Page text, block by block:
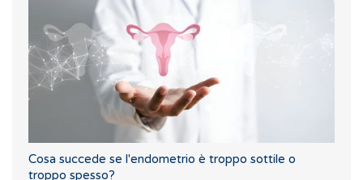
Cosa succede se l'endometrio è troppo sottile o
troppo spesso?